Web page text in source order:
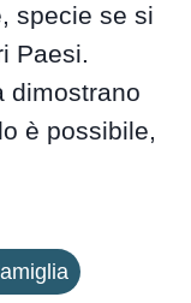
specie se si
Paesi.
dimostrano
è possibile,